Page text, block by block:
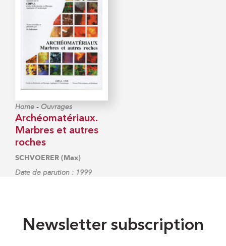
Home - Ouvrages
Archéomatériaux.
Marbres et autres
roches
SCHVOERER (Max)
Date de parution : 1999
Newsletter subscription